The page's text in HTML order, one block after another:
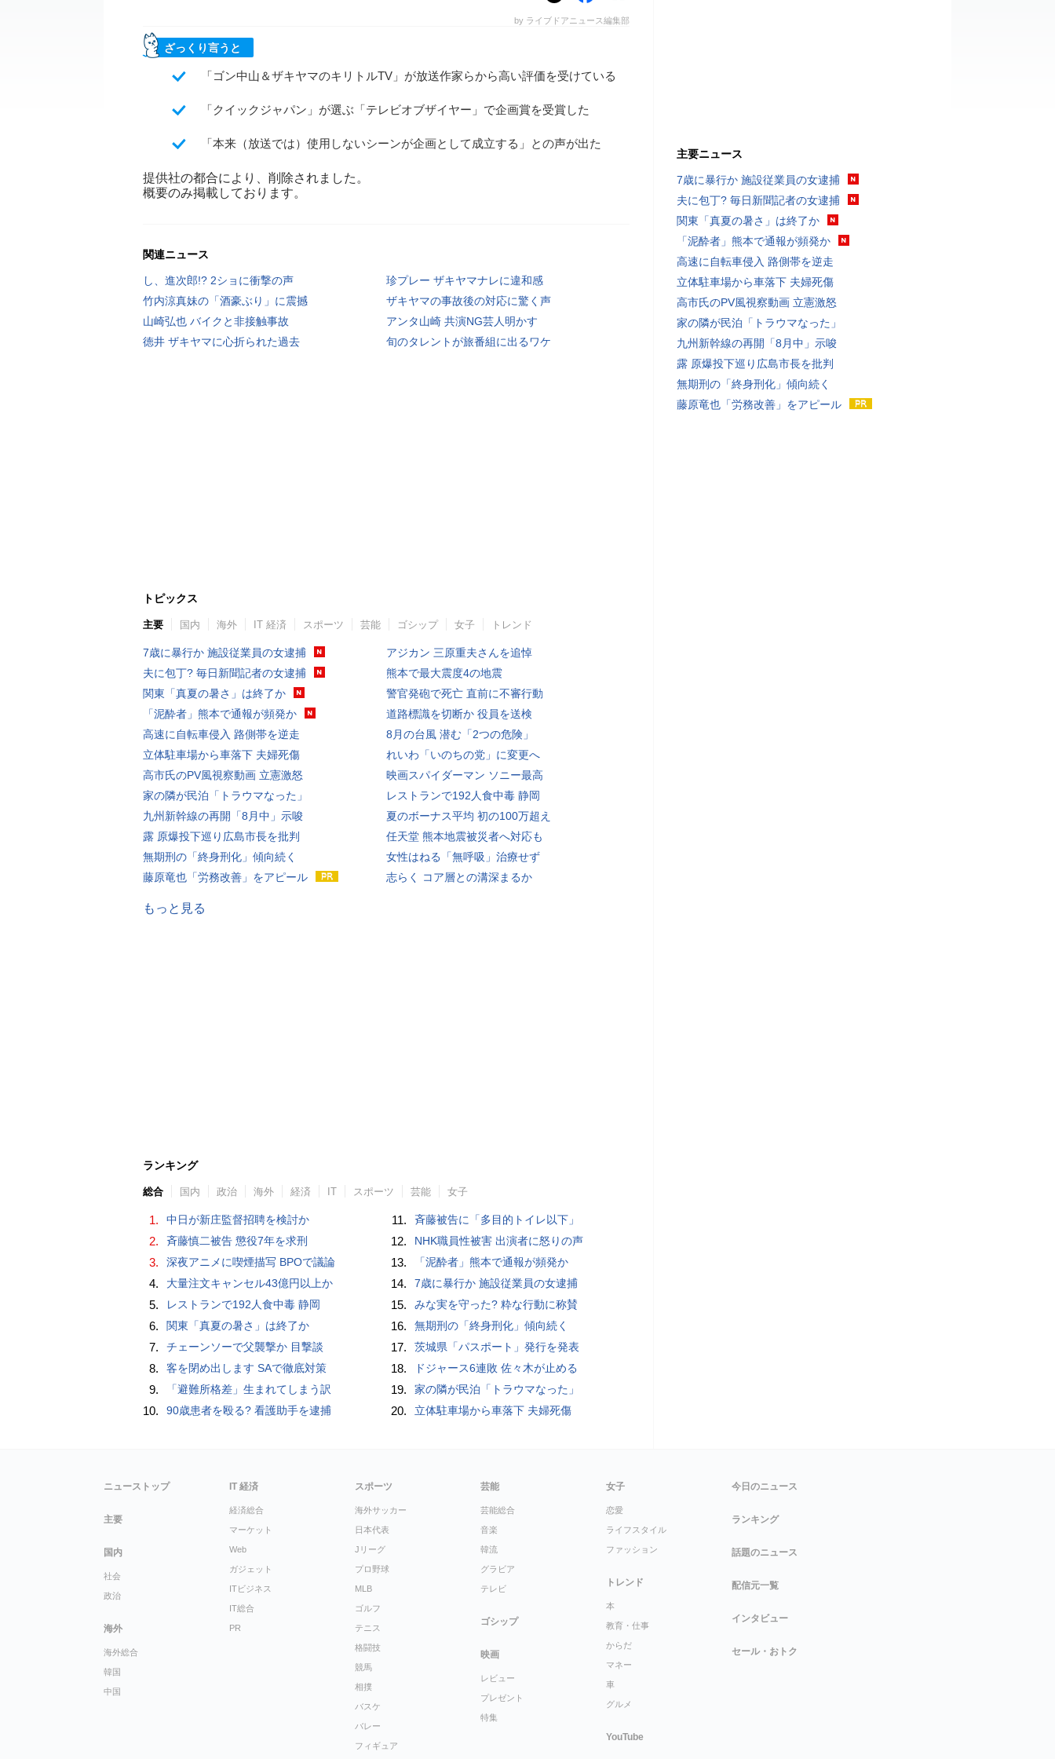
by ライブドアニュース編集部
ざっくり言うと
「ゴン中山＆ザキヤマのキリトルTV」が放送作家らから高い評価を受けている
「クイックジャパン」が選ぶ「テレビオブザイヤー」で企画賞を受賞した
「本来（放送では）使用しないシーンが企画として成立する」との声が出た
提供社の都合により、削除されました。
概要のみ掲載しております。
関連ニュース
し、進次郎!? 2ショに衝撃の声
珍プレー ザキヤマナレに違和感
竹内涼真妹の「酒豪ぶり」に震撼
ザキヤマの事故後の対応に驚く声
山崎弘也 バイクと非接触事故
アンタ山崎 共演NG芸人明かす
徳井 ザキヤマに心折られた過去
旬のタレントが旅番組に出るワケ
トピックス
主要 国内 海外 IT 経済 スポーツ 芸能 ゴシップ 女子 トレンド
7歳に暴行か 施設従業員の女逮捕
夫に包丁? 毎日新聞記者の女逮捕
関東「真夏の暑さ」は終了か
「泥酔者」熊本で通報が頻発か
高速に自転車侵入 路側帯を逆走
立体駐車場から車落下 夫婦死傷
高市氏のPV風視察動画 立憲激怒
家の隣が民泊「トラウマなった」
九州新幹線の再開「8月中」示唆
露 原爆投下巡り広島市長を批判
無期刑の「終身刑化」傾向続く
藤原竜也「労務改善」をアピール
アジカン 三原重夫さんを追悼
熊本で最大震度4の地震
警官発砲で死亡 直前に不審行動
道路標識を切断か 役員を送検
8月の台風 潜む「2つの危険」
れいわ「いのちの党」に変更へ
映画スパイダーマン ソニー最高
レストランで192人食中毒 静岡
夏のボーナス平均 初の100万超え
任天堂 熊本地震被災者へ対応も
女性はねる「無呼吸」治療せず
志らく コア層との溝深まるか
もっと見る
ランキング
総合 国内 政治 海外 経済 IT スポーツ 芸能 女子
1. 中日が新庄監督招聘を検討か
2. 斉藤慎二被告 懲役7年を求刑
3. 深夜アニメに喫煙描写 BPOで議論
4. 大量注文キャンセル43億円以上か
5. レストランで192人食中毒 静岡
6. 関東「真夏の暑さ」は終了か
7. チェーンソーで父襲撃か 目撃談
8. 客を閉め出します SAで徹底対策
9. 「避難所格差」生まれてしまう訳
10. 90歳患者を殴る? 看護助手を逮捕
11. 斉藤被告に「多目的トイレ以下」
12. NHK職員性被害 出演者に怒りの声
13. 「泥酔者」熊本で通報が頻発か
14. 7歳に暴行か 施設従業員の女逮捕
15. みな実を守った? 粋な行動に称賛
16. 無期刑の「終身刑化」傾向続く
17. 茨城県「パスポート」発行を発表
18. ドジャース6連敗 佐々木が止める
19. 家の隣が民泊「トラウマなった」
20. 立体駐車場から車落下 夫婦死傷
主要ニュース
7歳に暴行か 施設従業員の女逮捕
夫に包丁? 毎日新聞記者の女逮捕
関東「真夏の暑さ」は終了か
「泥酔者」熊本で通報が頻発か
高速に自転車侵入 路側帯を逆走
立体駐車場から車落下 夫婦死傷
高市氏のPV風視察動画 立憲激怒
家の隣が民泊「トラウマなった」
九州新幹線の再開「8月中」示唆
露 原爆投下巡り広島市長を批判
無期刑の「終身刑化」傾向続く
藤原竜也「労務改善」をアピール
ニューストップ
主要
国内
社会
政治
海外
海外総合
韓国
中国
IT 経済
経済総合
マーケット
Web
ガジェット
ITビジネス
IT総合
PR
スポーツ
海外サッカー
日本代表
Jリーグ
プロ野球
MLB
ゴルフ
テニス
格闘技
競馬
相撲
バスケ
バレー
フィギュア
芸能
芸能総合
音楽
韓流
グラビア
テレビ
ゴシップ
映画
レビュー
プレゼント
特集
女子
恋愛
ライフスタイル
ファッション
トレンド
本
教育・仕事
からだ
マネー
車
グルメ
YouTube
今日のニュース
ランキング
話題のニュース
配信元一覧
インタビュー
セール・おトク